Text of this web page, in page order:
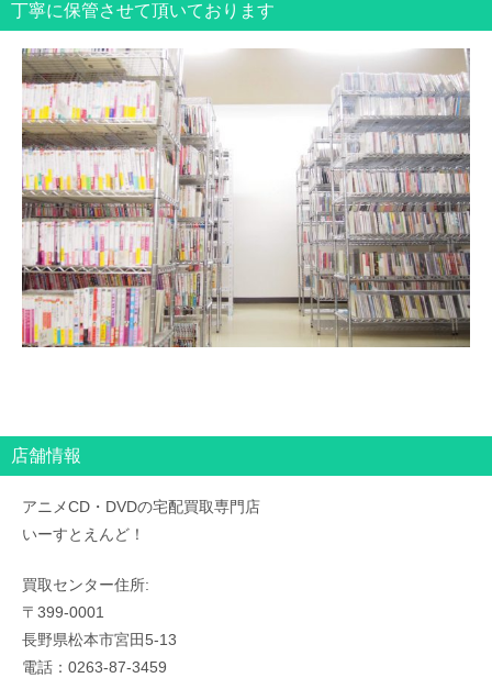
丁寧に保管させて頂いております
店舗情報
アニメCD・DVDの宅配買取専門店
いーすとえんど！
買取センター住所:
〒399-0001
長野県松本市宮田5-13
電話：0263-87-3459